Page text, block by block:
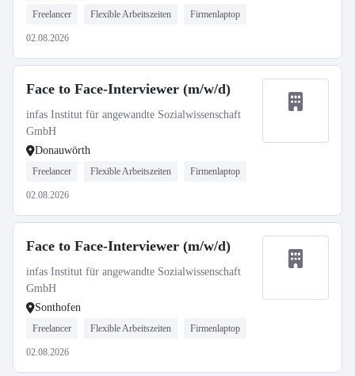
Freelancer Flexible Arbeitszeiten Firmenlaptop
02.08.2026
Face to Face-Interviewer (m/w/d)
infas Institut für angewandte Sozialwissenschaft
GmbH
Donauwörth
Freelancer Flexible Arbeitszeiten Firmenlaptop
02.08.2026
Face to Face-Interviewer (m/w/d)
infas Institut für angewandte Sozialwissenschaft
GmbH
Sonthofen
Freelancer Flexible Arbeitszeiten Firmenlaptop
02.08.2026